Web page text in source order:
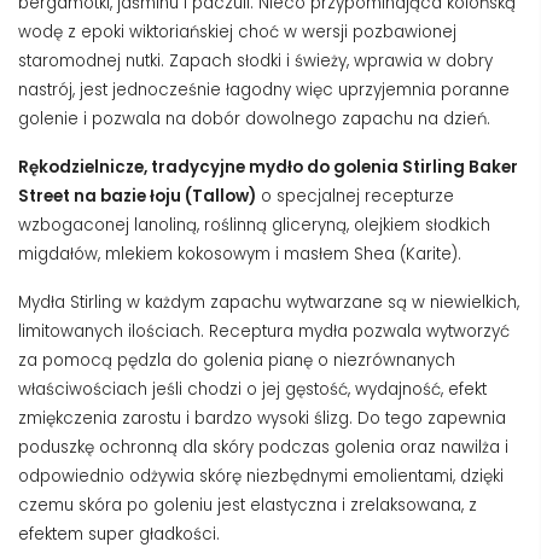
wodę z epoki wiktoriańskiej choć w wersji pozbawionej
staromodnej nutki. Zapach słodki i świeży, wprawia w dobry
nastrój, jest jednocześnie łagodny więc uprzyjemnia poranne
golenie i pozwala na dobór dowolnego zapachu na dzień.
Rękodzielnicze, tradycyjne mydło do golenia Stirling Baker
Street na bazie łoju (Tallow) o specjalnej recepturze
wzbogaconej lanoliną, roślinną gliceryną, olejkiem słodkich
migdałów, mlekiem kokosowym i masłem Shea (Karite).
Mydła Stirling w każdym zapachu wytwarzane są w niewielkich,
limitowanych ilościach. Receptura mydła pozwala wytworzyć
za pomocą pędzla do golenia pianę o niezrównanych
właściwościach jeśli chodzi o jej gęstość, wydajność, efekt
zmiękczenia zarostu i bardzo wysoki ślizg. Do tego zapewnia
poduszkę ochronną dla skóry podczas golenia oraz nawilża i
odpowiednio odżywia skórę niezbędnymi emolientami, dzięki
czemu skóra po goleniu jest elastyczna i zrelaksowana, z
efektem super gładkości.